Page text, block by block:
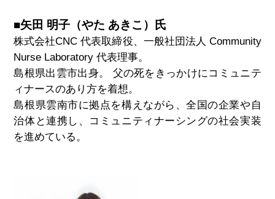
■矢田 明子（やた あきこ）氏
株式会社CNC 代表取締役、一般社団法人 Community
Nurse Laboratory 代表理事。
島根県出雲市出身。 父の死をきっかけにコミュニテ
ィナースのあり方を着想。
島根県雲南市に拠点を構えながら、全国の企業や自
治体と連携し、コミュニティナーシングの社会実装
を進めている。